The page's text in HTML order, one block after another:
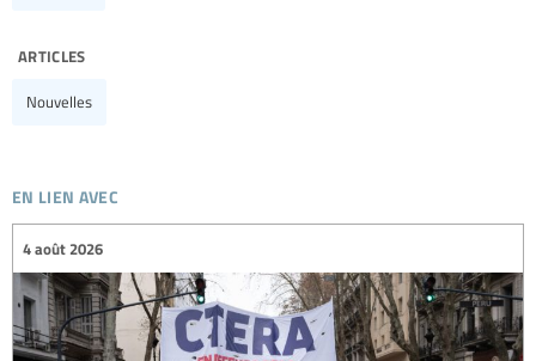
articles
Nouvelles
en lien avec
4 août 2026